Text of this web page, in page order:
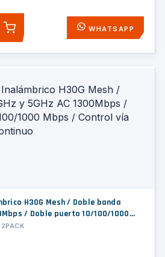
AGREGAR WHATSAPP
H30G Mesh / Doble banda
/ Doble puerto 10/100/1000
Roaming Continuo